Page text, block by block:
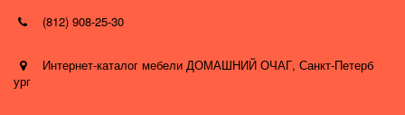
(812) 908-25-30
Интернет-каталог мебели ДОМАШНИЙ ОЧАГ, Санкт-Петерб
ург